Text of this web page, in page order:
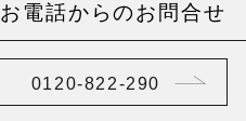
お電話からのお問合せ
0120-822-290